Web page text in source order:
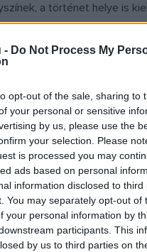
- Do Not Process My
opt-out of the sale, sharing to
your personal or sensitive
by us, please use the
your selection. Please
is processed you may
ads based on personal
information disclosed to
You may separately opt-out of
your personal information by
participants. This
by us to third parties on
a történet helye is
Időnként maga a ház, a
egy film főszereplőjévé. A
környezet állandó
terekről, helyekről, vagy a
nem is kevés
ez a folyamat? Hogyan
formálja át a kétdimenziós
épített teret és viszont?
tér felépítéséről,
a Taxidermia című film